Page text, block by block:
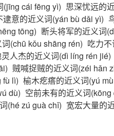
(jīng cái fēng yì) 思深忧远的
逮意的近义词(yán bù dǎi yì)
tōng) 断头将军的近义词
(chū kǒu shāng rén) 吃力
人杰的近义词(dì líng rén jié)
贼喊捉贼的近义词(zéi hǎn
fù lì) 榆木疙瘩的近义词(yú
dù) 空前未有的近义词
(hé zú guà chǐ) 宽宏大量的